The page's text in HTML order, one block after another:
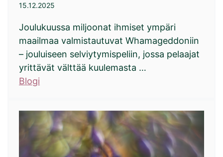
15.12.2025
Joulukuussa miljoonat ihmiset ympäri
maailmaa valmistautuvat Whamageddoniin
– jouluiseen selviytymispeliin, jossa pelaajat
yrittävät välttää kuulemasta …
Blogi